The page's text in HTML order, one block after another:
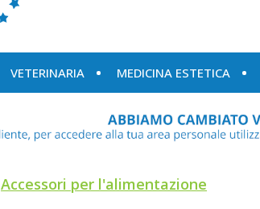
VETERINARIA MEDICINA ESTETICA
Accessori per l'alimentazione